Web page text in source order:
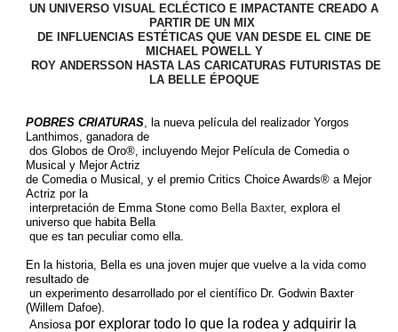
UN UNIVERSO VISUAL ECLÉCTICO E IMPACTANTE CREADO A
PARTIR DE UN MIX
DE INFLUENCIAS ESTÉTICAS QUE VAN DESDE EL CINE DE
MICHAEL POWELL Y
ROY ANDERSSON HASTA LAS CARICATURAS FUTURISTAS DE
LA BELLE ÉPOQUE
POBRES CRIATURAS, la nueva película del realizador Yorgos
Lanthimos, ganadora de
dos Globos de Oro®, incluyendo Mejor Película de Comedia o
Musical y Mejor Actriz
de Comedia o Musical, y el premio Critics Choice Awards® a Mejor
Actriz por la
interpretación de Emma Stone comoBella Baxter, explora el
universo que habita Bella
que es tan peculiar como ella.
En la historia, Bella es una joven mujer que vuelve a la vida como
resultado de
un experimento desarrollado por el científico Dr. Godwin Baxter
(Willem Dafoe).
Ansiosa por explorar todo lo que la rodea y adquirir la